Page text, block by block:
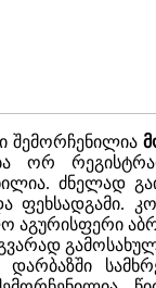
შემორჩენილია
ორ
ძნელად
ფეხსადგამი.
აგურისფერი
დარბაზში